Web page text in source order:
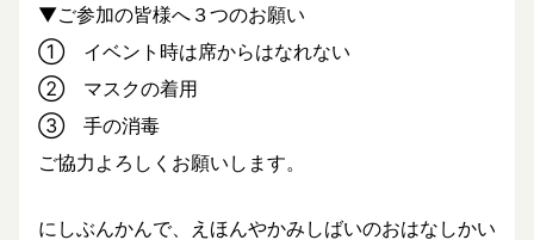
▼ご参加の皆様へ３つのお願い
① イベント時は席からはなれない
② マスクの着用
③ 手の消毒
ご協力よろしくお願いします。
にしぶんかんで、えほんやかみしばいのおはなしかい